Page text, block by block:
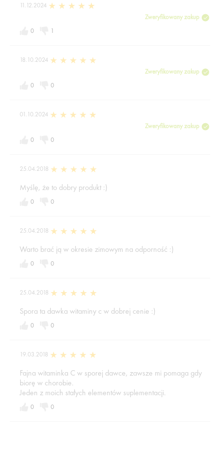
11.12.2024
Zweryfikowany zakup
0
1
18.10.2024
Zweryfikowany zakup
0
0
01.10.2024
Zweryfikowany zakup
0
0
25.04.2018
Myślę, że to dobry produkt :)
0 0
25.04.2018
Warto brać ją w okresie zimowym na odporność :)
0 0
25.04.2018
Spora ta dawka witaminy c w dobrej cenie :)
0 0
19.03.2018
Fajna witaminka C w sporej dawce, zawsze mi pomaga gdy
biorę w chorobie.
Jeden z moich stałych elementów suplementacji.
0 0